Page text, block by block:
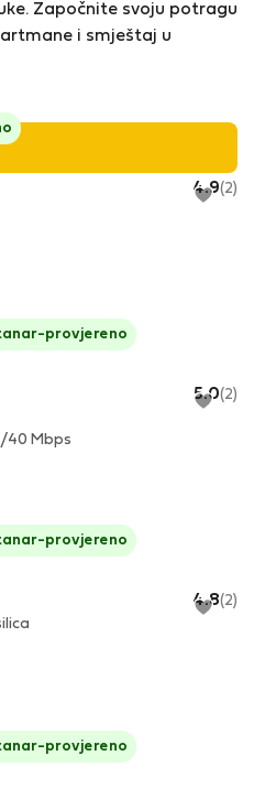
Započnite svoju potragu
i smještaj u
4.9(2)
provjereno
5.0(2)
40 Mbps
provjereno
4.8(2)
provjereno